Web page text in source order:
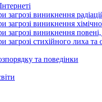
загрозі виникнення
загрозі виникнення
загрозі виникнення
загрозі стихійного лиха
та поведінки